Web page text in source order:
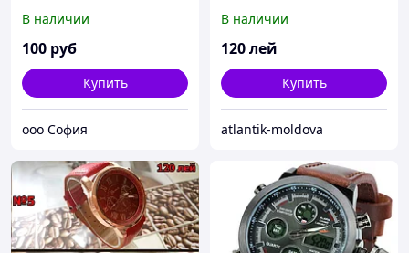
В наличии
100 руб
Купить
ooo София
В наличии
120лей
Купить
atlantik-moldova